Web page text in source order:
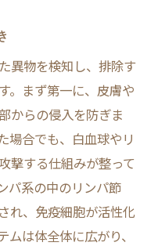
活習慣改善法
活習慣とは
い免疫力向上法
解消法
ニューの提案
のヒント
入れ方
短時間ルーチン
異物を検知し、排除す
。まず第一に、皮膚や
からの侵入を防ぎま
場合でも、白血球やリ
撃する仕組みが整って
パ系の中のリンパ節
れ、免疫細胞が活性化
は体全体に広がり、